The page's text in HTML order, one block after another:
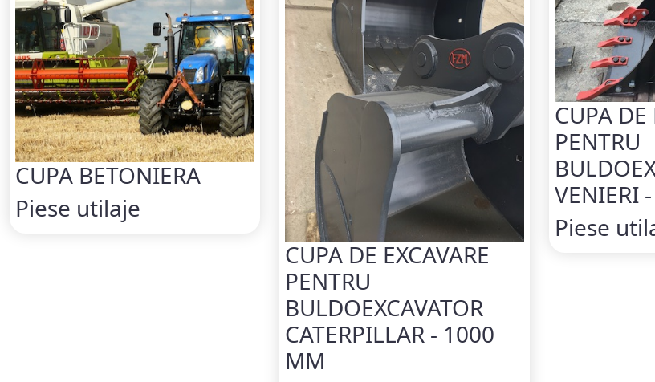
CUPA BETONIERA
Piese utilaje
CUPA DE EXCAVARE
PENTRU
BULDOEXCAVATOR
CATERPILLAR - 1000
MM
CUPA DE
PENTRU
VENIERI
Piese